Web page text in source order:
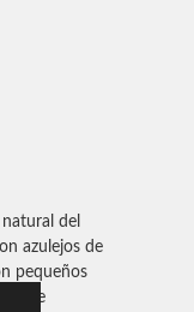
del
azulejos de
pequeños
de